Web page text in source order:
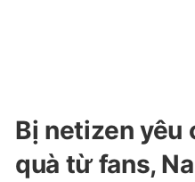
Bị netizen yêu
quà từ fans,